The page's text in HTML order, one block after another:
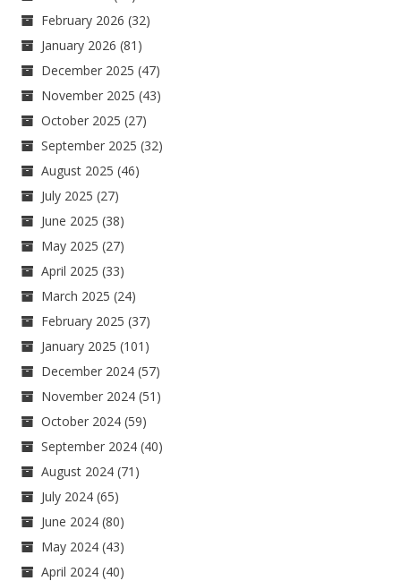
February 2026 (32)
January 2026 (81)
December 2025 (47)
November 2025 (43)
October 2025 (27)
September 2025 (32)
August 2025 (46)
July 2025 (27)
June 2025 (38)
May 2025 (27)
April 2025 (33)
March 2025 (24)
February 2025 (37)
January 2025 (101)
December 2024 (57)
November 2024 (51)
October 2024 (59)
September 2024 (40)
August 2024 (71)
July 2024 (65)
June 2024 (80)
May 2024 (43)
April 2024 (40)